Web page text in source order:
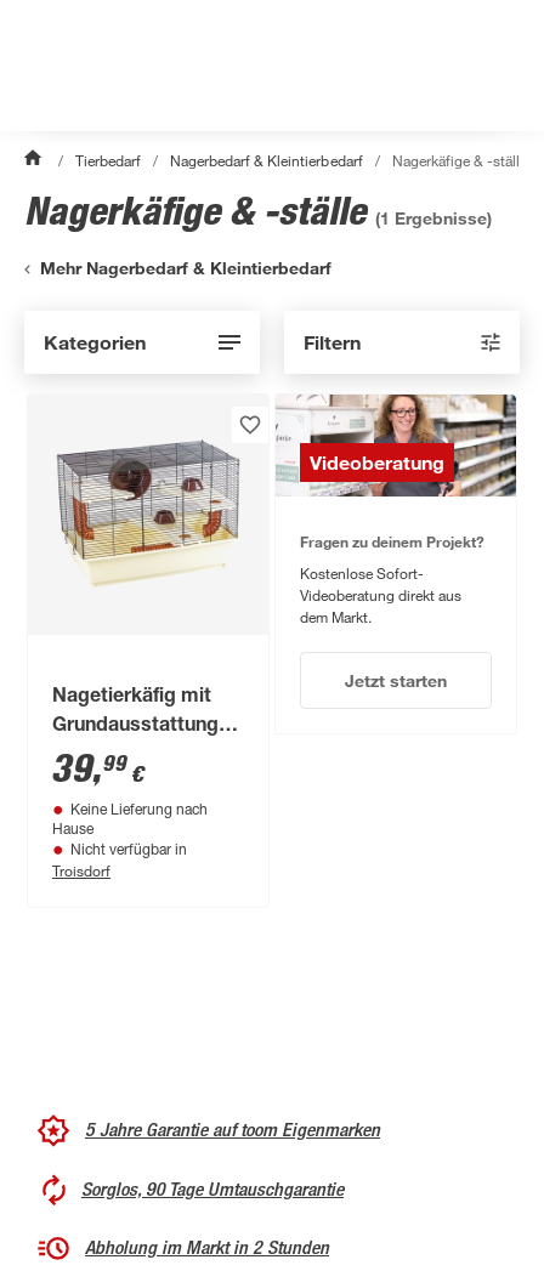
/ Tierbedarf / Nagerbedarf & Kleintierbedarf / Nagerkäfige & -ställe
Nagerkäfige & -ställe (1 Ergebnisse)
Mehr Nagerbedarf & Kleintierbedarf
Kategorien Filtern
Nagetierkäfig mit
Grundausstattung
schwarz/beige 62 x
46 x 36 cm
39,99 €
Keine Lieferung nach
Hause
Nicht verfügbar in
Troisdorf
Videoberatung
Fragen zu deinem Projekt?
Kostenlose Sofort-
Videoberatung direkt aus
dem Markt.
Jetzt starten
5 Jahre Garantie auf toom Eigenmarken
Sorglos, 90 Tage Umtauschgarantie
Abholung im Markt in 2 Stunden